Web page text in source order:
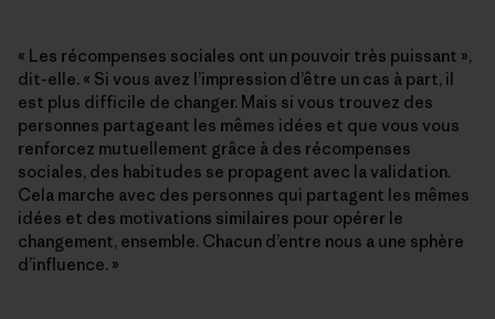
« Les récompenses sociales ont un pouvoir très puissant »,
dit-elle. « Si vous avez l’impression d’être un cas à part, il
est plus difficile de changer. Mais si vous trouvez des
personnes partageant les mêmes idées et que vous vous
renforcez mutuellement grâce à des récompenses
sociales, des habitudes se propagent avec la validation.
Cela marche avec des personnes qui partagent les mêmes
idées et des motivations similaires pour opérer le
changement, ensemble. Chacun d’entre nous a une sphère
d’influence. »